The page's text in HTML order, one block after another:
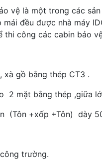
vệ là một trong các
đều được nhà máy
thi công các cabin bảo
gồ bằng thép CT3 .
2 mặt bằng thép ,giữa
(Tôn +xốp +Tôn) dày
trường.